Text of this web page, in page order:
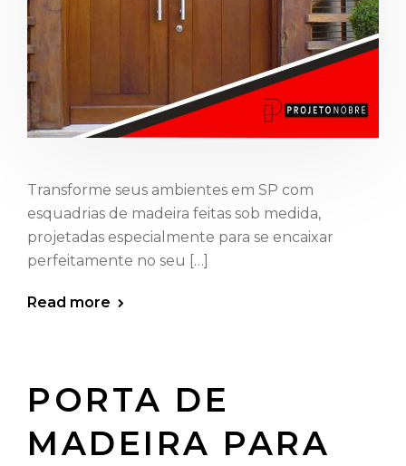
Transforme seus ambientes em SP com
esquadrias de madeira feitas sob medida,
projetadas especialmente para se encaixar
perfeitamente no seu […]
Read more
PORTA DE
MADEIRA PARA